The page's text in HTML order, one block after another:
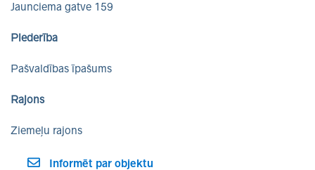
Jaunciema gatve 159
Piederība
Pašvaldības īpašums
Rajons
Ziemeļu rajons
Informēt par objektu